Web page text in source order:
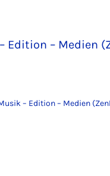
Edition – Medien
– Edition – Medien